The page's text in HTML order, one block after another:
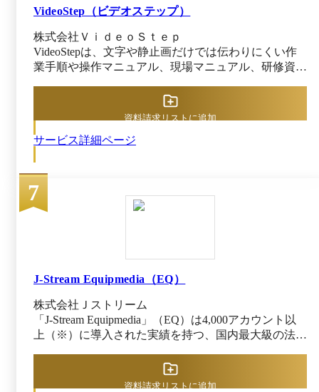
VideoStep（ビデオステップ）
株式会社ＶｉｄｅｏＳｔｅｐ
VideoStepは、文字や静止画だけでは伝わりにくい作
業手順や操作マニュアル、現場マニュアル、研修資料
で代替できるようになるので、人材育成や引き継ぎに
作手順や現場マニュアル、OJT研修など、社員に共有
に配信。動画はURLリンクだけでなく、QRコードか
らでも共有できます。また、スマートフォンアプリに
も対応しているので、場所を選ばず気軽に動画の視聴
が可能です。 トリミングや図形挿入などの編集機能
12か国語の機械翻訳もできるため、外国人へ向けた動
画作成も可能です。 社員に共有すべき業務や研修を
企業におすすめです。
サービス詳細ページ
資料請求リストに追加
7
J-Stream Equipmedia（EQ）
株式会社Ｊストリーム
「J-Stream Equipmedia」（EQ）は4,000アカウント以
上（※）に導入された実績を持つ、国内最大級の法人
自社専用の動画共有ポータルを簡単に作成できます。
特別な知識やITリテラシーを必要としないシンプル設
資料請求リストに追加